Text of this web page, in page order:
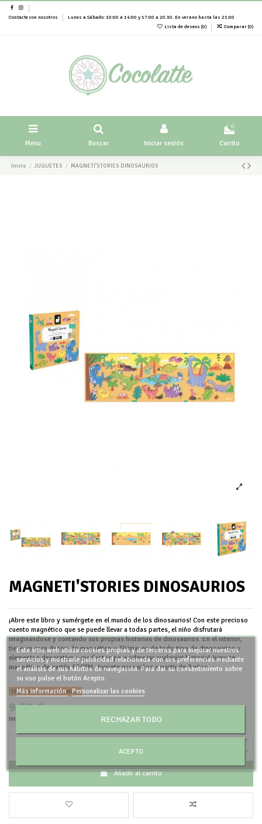
Contacte con nosotros
Lunes a Sábado: 10:00 a 14:00 y 17:00 a 20.30. En verano hasta las 21:00
Lista de deseos (0) Comparar (0)
Menu Buscar Iniciar sesión
0
Carrito
Inicio JUGUETES MAGNETI'STORIES DINOSAURIOS
MAGNETI'STORIES DINOSAURIOS
¡Abre este libro y sumérgete en el mundo de los dinosaurios! Con este precioso
cuento magnético que se puede llevar a todas partes, el niño disfrutará
imaginándose y contando sus propias historias de dinosaurios. En el interior,
tiene un gran decorado magnético y 30 imanes de todo tipo de dinosaurios y
elementos decorativos: ¡perfectos para aderezar cualquier historia! Juguete
magnético de cartón FSCTM. Juguete para niños a partir de 3 años.
Últimas unidades en stock
9,99 €
Impuestos incluidos
Añadir al carrito
Este sitio web utiliza cookies propias y de terceros para mejorar nuestros
servicios y mostrarle publicidad relacionada con sus preferencias mediante
el análisis de sus hábitos de navegación. Para dar su consentimiento sobre
su uso pulse el botón Acepto.
Más información Personalizar las cookies
RECHAZAR TODO
ACEPTO